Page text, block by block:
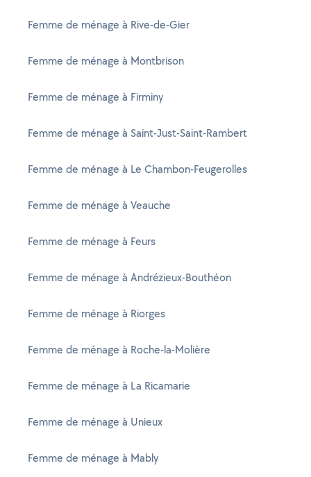
Femme de ménage à Rive-de-Gier
Femme de ménage à Montbrison
Femme de ménage à Firminy
Femme de ménage à Saint-Just-Saint-Rambert
Femme de ménage à Le Chambon-Feugerolles
Femme de ménage à Veauche
Femme de ménage à Feurs
Femme de ménage à Andrézieux-Bouthéon
Femme de ménage à Riorges
Femme de ménage à Roche-la-Molière
Femme de ménage à La Ricamarie
Femme de ménage à Unieux
Femme de ménage à Mably